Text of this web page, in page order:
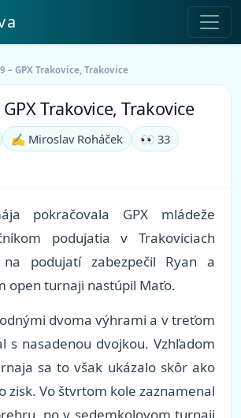
– GPX Trakovice, Trakovice
Trakovice, Trakovice
✍️ Miroslav Roháček
👀 33
pokračovala GPX mládeže
podujatia v Trakoviciach
podujatí zabezpečil Ryan a
open turnaji nastúpil Maťo.
dvoma výhrami a v treťom
s nasadenou dvojkou. Vzhľadom
sa to však ukázalo skôr ako
zisk. Vo štvrtom kole zaznamenal